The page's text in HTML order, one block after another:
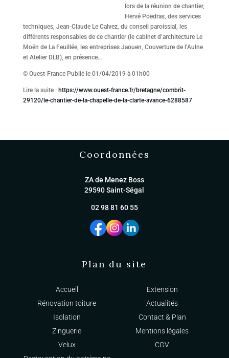
lors de la réunion de chantier,
Hervé Poëdras, des services
techniques, Jean-Claude Le Calvez, du conseil paroissial, les
différents responsables de ce chantier (le cabinet d’architecture Le
Moën de La Feuillée, les entreprises Jaouen, Couverture de l’Aulne
et Atelier DLB), en présence…
© Ouest-France Publié le 01/04/2019 à 01h00
Lire la suite : https://www.ouest-france.fr/bretagne/combrit-
29120/le-chantier-de-la-chapelle-de-la-clarte-avance-6288587
Coordonnées
ZA de Menez Boss
29590 Saint-Ségal
02 98 81 60 55
Plan du site
Accueil
Rénovation toiture
Isolation
Zinguerie
Velux
Extension
Actualités
Contact & Plan
Mentions légales
CGV